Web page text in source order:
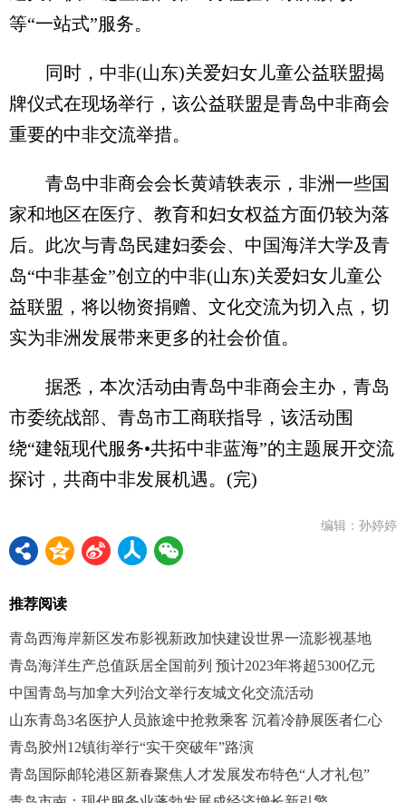
等“一站式”服务。
同时，中非(山东)关爱妇女儿童公益联盟揭
牌仪式在现场举行，该公益联盟是青岛中非商会
重要的中非交流举措。
青岛中非商会会长黄靖轶表示，非洲一些国
家和地区在医疗、教育和妇女权益方面仍较为落
后。此次与青岛民建妇委会、中国海洋大学及青
岛“中非基金”创立的中非(山东)关爱妇女儿童公
益联盟，将以物资捐赠、文化交流为切入点，切
实为非洲发展带来更多的社会价值。
据悉，本次活动由青岛中非商会主办，青岛
市委统战部、青岛市工商联指导，该活动围
绕“建瓴现代服务•共拓中非蓝海”的主题展开交流
探讨，共商中非发展机遇。(完)
编辑：孙婷婷
推荐阅读
青岛西海岸新区发布影视新政加快建设世界一流影视基地
青岛海洋生产总值跃居全国前列 预计2023年将超5300亿元
中国青岛与加拿大列治文举行友城文化交流活动
山东青岛3名医护人员旅途中抢救乘客 沉着冷静展医者仁心
青岛胶州12镇街举行“实干突破年”路演
青岛国际邮轮港区新春聚焦人才发展发布特色“人才礼包”